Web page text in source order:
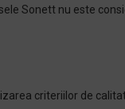
Sonett nu este
criteriilor de